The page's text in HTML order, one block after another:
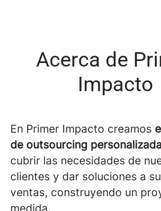
Acerca de
Impacto
En Primer Impacto creamos
de outsourcing
cubrir las necesidades de
clientes y dar soluciones a
ventas, construyendo un
medida.